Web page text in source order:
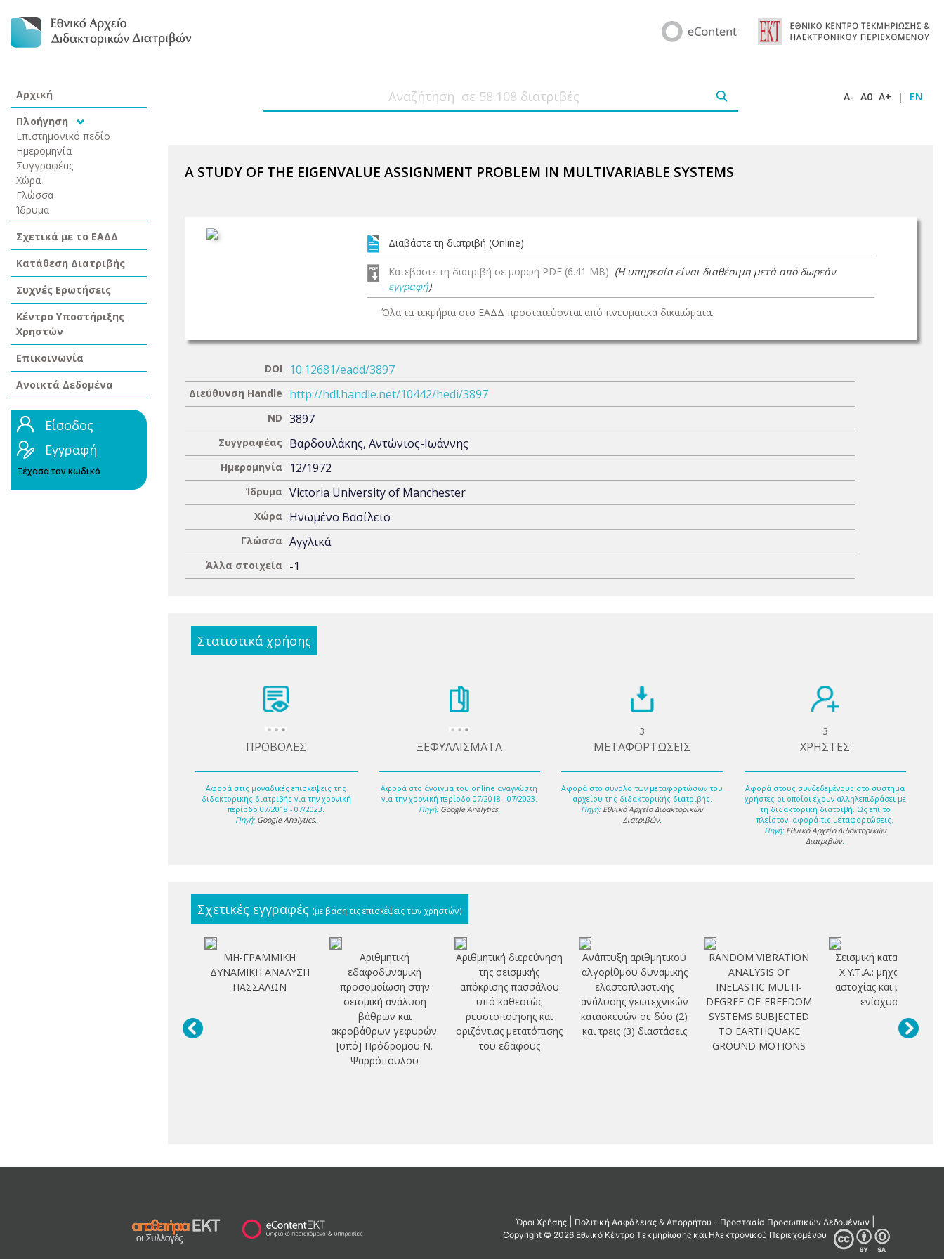
Αρχική
Πλοήγηση
Επιστημονικό πεδίο
Ημερομηνία
Συγγραφέας
Χώρα
Γλώσσα
Ίδρυμα
Σχετικά με το ΕΑΔΔ
Κατάθεση Διατριβής
Συχνές Ερωτήσεις
Κέντρο Υποστήριξης
Χρηστών
Επικοινωνία
Ανοικτά Δεδομένα
Είσοδος
Εγγραφή
Ξέχασα τον κωδικό
A- A0 A+ | EN
A STUDY OF THE EIGENVALUE ASSIGNMENT PROBLEM IN MULTIVARIABLE SYSTEMS
Διαβάστε τη διατριβή (Online)
Κατεβάστε τη διατριβή σε μορφή PDF (6.41 MB) (Η υπηρεσία είναι διαθέσιμη μετά από δωρεάν
εγγραφή)
Όλα τα τεκμήρια στο ΕΑΔΔ προστατεύονται από πνευματικά δικαιώματα.
DOI 10.12681/eadd/3897
Διεύθυνση Handle http://hdl.handle.net/10442/hedi/3897
ND 3897
Συγγραφέας Βαρδουλάκης, Αντώνιος-Ιωάννης
Ημερομηνία 12/1972
Ίδρυμα Victoria University of Manchester
Χώρα Ηνωμένο Βασίλειο
Γλώσσα Αγγλικά
Άλλα στοιχεία -1
Στατιστικά χρήσης
ΠΡΟΒΟΛΕΣ
Αφορά στις μοναδικές επισκέψεις της
διδακτορικής διατριβής για την χρονική
περίοδο 07/2018 - 07/2023.
Πηγή: Google Analytics.
ΞΕΦΥΛΛΙΣΜΑΤΑ
Αφορά στο άνοιγμα του online αναγνώστη
για την χρονική περίοδο 07/2018 - 07/2023.
Πηγή: Google Analytics.
3
ΜΕΤΑΦΟΡΤΩΣΕΙΣ
Αφορά στο σύνολο των μεταφορτώσων του
αρχείου της διδακτορικής διατριβής.
Πηγή: Εθνικό Αρχείο Διδακτορικών
Διατριβών.
3
ΧΡΗΣΤΕΣ
Αφορά στους συνδεδεμένους στο σύστημα
χρήστες οι οποίοι έχουν αλληλεπιδράσει με
τη διδακτορική διατριβή. Ως επί το
πλείστον, αφορά τις μεταφορτώσεις.
Πηγή: Εθνικό Αρχείο Διδακτορικών
Διατριβών.
Σχετικές εγγραφές (με βάση τις επισκέψεις των χρηστών)
ΜΗ-ΓΡΑΜΜΙΚΗ
ΔΥΝΑΜΙΚΗ ΑΝΑΛΥΣΗ
ΠΑΣΣΑΛΩΝ
Αριθμητική
εδαφοδυναμική
προσομοίωση στην
σεισμική ανάλυση
βάθρων και
ακροβάθρων γεφυρών:
[υπό] Πρόδρομου Ν.
Ψαρρόπουλου
Αριθμητική διερεύνηση
της σεισμικής
απόκρισης πασσάλου
υπό καθεστώς
ρευστοποίησης και
οριζόντιας μετατόπισης
του εδάφους
Ανάπτυξη αριθμητικού
αλγορίθμου δυναμικής
ελαστοπλαστικής
ανάλυσης γεωτεχνικών
κατασκευών σε δύο (2)
και τρεις (3) διαστάσεις
RANDOM VIBRATION
ANALYSIS OF
INELASTIC MULTI-
DEGREE-OF-FREEDOM
SYSTEMS SUBJECTED
TO EARTHQUAKE
GROUND MOTIONS
Σεισμική καταπόνηση
Χ.Υ.Τ.Α.: μηχανισμοί
αστοχίας και μέθοδοι
ενίσχυσης